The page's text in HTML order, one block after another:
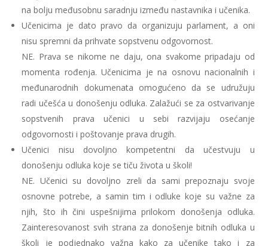
na bolju međusobnu saradnju između nastavnika i učenika.
Učenicima je dato pravo da organizuju parlament, a oni
nisu spremni da prihvate sopstvenu odgovornost.
NE. Prava se nikome ne daju, ona svakome pripadaju od
momenta rođenja. Učenicima je na osnovu nacionalnih i
međunarodnih dokumenata omogućeno da se udružuju
radi učešća u donošenju odluka. Zalažući se za ostvarivanje
sopstvenih prava učenici u sebi razvijaju osećanje
odgovornosti i poštovanje prava drugih.
Učenici nisu dovoljno kompetentni da učestvuju u
donošenju odluka koje se tiču života u školi!
NE. Učenici su dovoljno zreli da sami prepoznaju svoje
osnovne potrebe, a samin tim i odluke koje su važne za
njih, što ih čini uspešnijima prilokom donošenja odluka.
Zainteresovanost svih strana za donošenje bitnih odluka u
školi je podjednako važna kako za učenike tako i za